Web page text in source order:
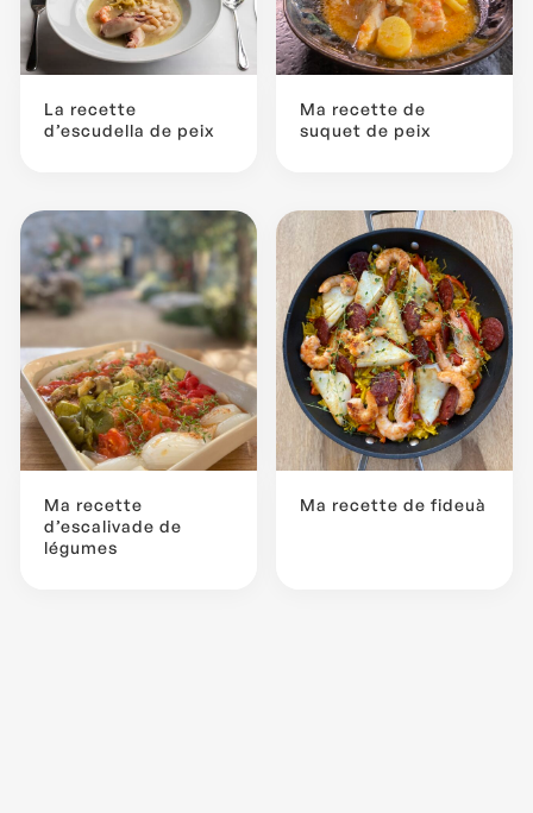
La recette
d’escudella de peix
Ma recette de
suquet de peix
Ma recette
d’escalivade de
légumes
Ma recette de fideuà